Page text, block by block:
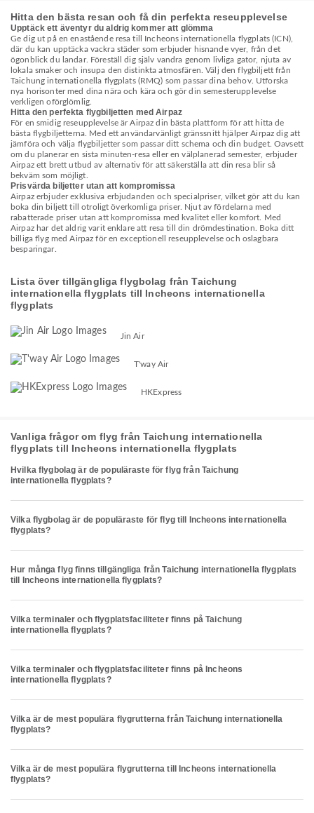
Hitta den bästa resan och få din perfekta reseupplevelse
Upptäck ett äventyr du aldrig kommer att glömma
Ge dig ut på en enastående resa till Incheons internationella flygplats (ICN),
där du kan upptäcka vackra städer som erbjuder hisnande vyer, från det
ögonblick du landar. Föreställ dig själv vandra genom livliga gator, njuta av
lokala smaker och insupa den distinkta atmosfären. Välj den flygbiljett från
Taichung internationella flygplats (RMQ) som passar dina behov. Utforska
nya horisonter med dina nära och kära och gör din semesterupplevelse
verkligen oförglömlig.
Hitta den perfekta flygbiljetten med Airpaz
För en smidig reseupplevelse är Airpaz din bästa plattform för att hitta de
bästa flygbiljetterna. Med ett användarvänligt gränssnitt hjälper Airpaz dig att
jämföra och välja flygbiljetter som passar ditt schema och din budget. Oavsett
om du planerar en sista minuten-resa eller en välplanerad semester, erbjuder
Airpaz ett brett utbud av alternativ för att säkerställa att din resa blir så
bekväm som möjligt.
Prisvärda biljetter utan att kompromissa
Airpaz erbjuder exklusiva erbjudanden och specialpriser, vilket gör att du kan
boka din biljett till otroligt överkomliga priser. Njut av fördelarna med
rabatterade priser utan att kompromissa med kvalitet eller komfort. Med
Airpaz har det aldrig varit enklare att resa till din drömdestination. Boka ditt
billiga flyg med Airpaz för en exceptionell reseupplevelse och oslagbara
besparingar.
Lista över tillgängliga flygbolag från Taichung
internationella flygplats till Incheons internationella
flygplats
Jin Air
T'way Air
HKExpress
Vanliga frågor om flyg från Taichung internationella
flygplats till Incheons internationella flygplats
Hvilka flygbolag är de populäraste för flyg från Taichung
internationella flygplats?
Vilka flygbolag är de populäraste för flyg till Incheons internationella
flygplats?
Hur många flyg finns tillgängliga från Taichung internationella flygplats
till Incheons internationella flygplats?
Vilka terminaler och flygplatsfaciliteter finns på Taichung
internationella flygplats?
Vilka terminaler och flygplatsfaciliteter finns på Incheons
internationella flygplats?
Vilka är de mest populära flygrutterna från Taichung internationella
flygplats?
Vilka är de mest populära flygrutterna till Incheons internationella
flygplats?